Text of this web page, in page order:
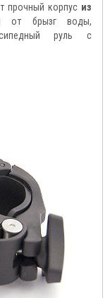
прочный корпус из
брызг воды,
руль с